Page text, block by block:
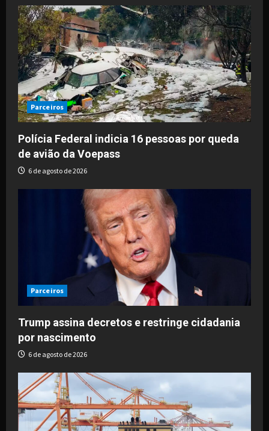
Parceiros
Polícia Federal indicia 16 pessoas por queda
de avião da Voepass
6 de agosto de 2026
Parceiros
Trump assina decretos e restringe cidadania
por nascimento
6 de agosto de 2026